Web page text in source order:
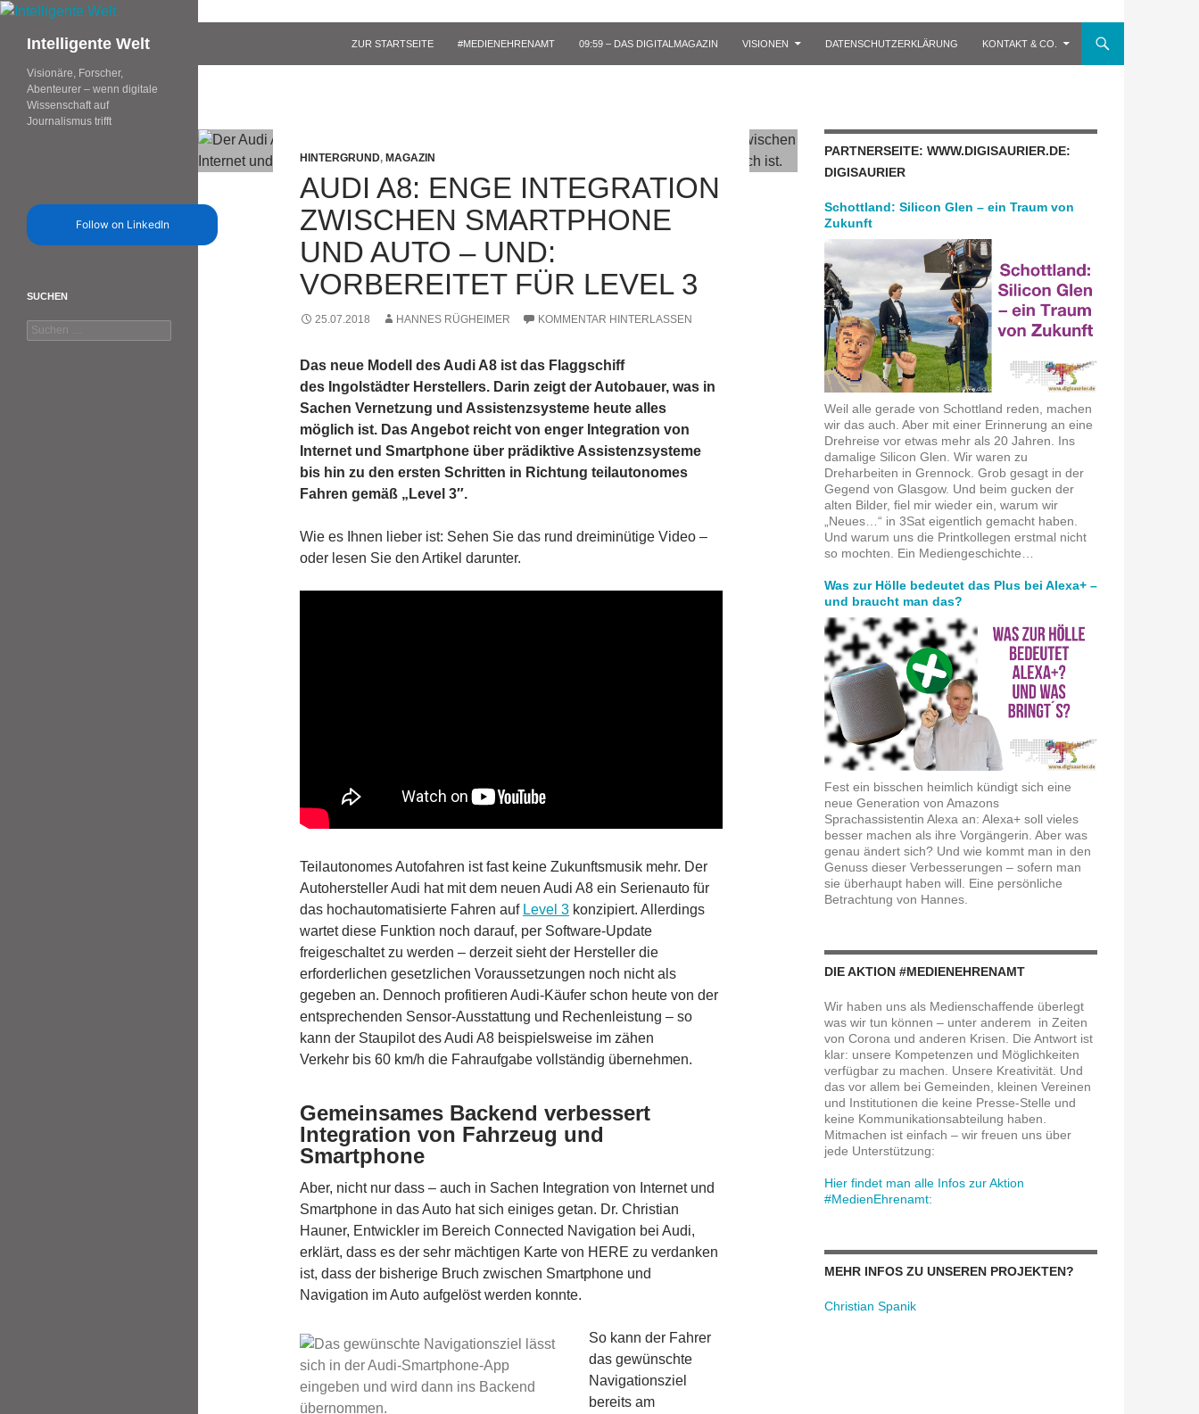
Zum
springenIntelligente Welt ZUR STARTSEITE #MEDIENEHRENAMT 09:59 – DAS DIGITALMAGAZIN VISIONEN DATENSCHUTZERKLÄRUNG KONTAKT & CO.
HINTERGRUND, MAGAZIN
AUDI A8: ENGE INTEGRATION
ZWISCHEN SMARTPHONE
UND AUTO – UND:
VORBEREITET FÜR LEVEL 3
25.07.2018 HANNES RÜGHEIMER KOMMENTAR HINTERLASSEN
Das neue Modell des Audi A8 ist das Flaggschiff
des Ingolstädter Herstellers. Darin zeigt der Autobauer, was in
Sachen Vernetzung und Assistenzsysteme heute alles
möglich ist. Das Angebot reicht von enger Integration von
Internet und Smartphone über prädiktive Assistenzsysteme
bis hin zu den ersten Schritten in Richtung teilautonomes
Fahren gemäß „Level 3″.
Wie es Ihnen lieber ist: Sehen Sie das rund dreiminütige Video –
oder lesen Sie den Artikel darunter.
Teilautonomes Autofahren ist fast keine Zukunftsmusik mehr. Der
Autohersteller Audi hat mit dem neuen Audi A8 ein Serienauto für
das hochautomatisierte Fahren auf Level 3 konzipiert. Allerdings
wartet diese Funktion noch darauf, per Software-Update
freigeschaltet zu werden – derzeit sieht der Hersteller die
erforderlichen gesetzlichen Voraussetzungen noch nicht als
gegeben an. Dennoch profitieren Audi-Käufer schon heute von der
entsprechenden Sensor-Ausstattung und Rechenleistung – so
kann der Staupilot des Audi A8 beispielsweise im zähen
Verkehr bis 60 km/h die Fahraufgabe vollständig übernehmen.
Gemeinsames Backend verbessert
Integration von Fahrzeug und
Smartphone
Aber, nicht nur dass – auch in Sachen Integration von Internet und
Smartphone in das Auto hat sich einiges getan. Dr. Christian
Hauner, Entwickler im Bereich Connected Navigation bei Audi,
erklärt, dass es der sehr mächtigen Karte von HERE zu verdanken
ist, dass der bisherige Bruch zwischen Smartphone und
Navigation im Auto aufgelöst werden konnte.
So kann der Fahrer
das gewünschte
Navigationsziel
bereits am
PARTNERSEITE: WWW.DIGISAURIER.DE:
DIGISAURIER
Schottland: Silicon Glen – ein Traum von
Zukunft
Weil alle gerade von Schottland reden, machen
wir das auch. Aber mit einer Erinnerung an eine
Drehreise vor etwas mehr als 20 Jahren. Ins
damalige Silicon Glen. Wir waren zu
Dreharbeiten in Grennock. Grob gesagt in der
Gegend von Glasgow. Und beim gucken der
alten Bilder, fiel mir wieder ein, warum wir
„Neues…“ in 3Sat eigentlich gemacht haben.
Und warum uns die Printkollegen erstmal nicht
so mochten. Ein Mediengeschichte…
Was zur Hölle bedeutet das Plus bei Alexa+ –
und braucht man das?
Fest ein bisschen heimlich kündigt sich eine
neue Generation von Amazons
Sprachassistentin Alexa an: Alexa+ soll vieles
besser machen als ihre Vorgängerin. Aber was
genau ändert sich? Und wie kommt man in den
Genuss dieser Verbesserungen – sofern man
sie überhaupt haben will. Eine persönliche
Betrachtung von Hannes.
DIE AKTION #MEDIENEHRENAMT
Wir haben uns als Medienschaffende überlegt
was wir tun können – unter anderem in Zeiten
von Corona und anderen Krisen. Die Antwort ist
klar: unsere Kompetenzen und Möglichkeiten
verfügbar zu machen. Unsere Kreativität. Und
das vor allem bei Gemeinden, kleinen Vereinen
und Institutionen die keine Presse-Stelle und
keine Kommunikationsabteilung haben.
Mitmachen ist einfach – wir freuen uns über
jede Unterstützung:
Hier findet man alle Infos zur Aktion
#MedienEhrenamt:
MEHR INFOS ZU UNSEREN PROJEKTEN?
Christian Spanik
Visionäre, Forscher,
Abenteurer – wenn digitale
Wissenschaft auf
Journalismus trifft
Follow on LinkedIn
SUCHEN
Suchen
nach: